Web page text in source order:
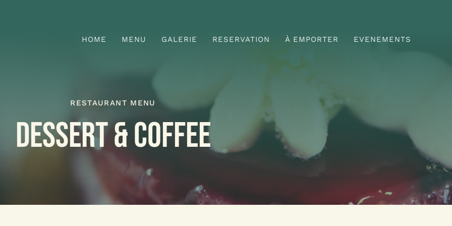
HOME MENU GALERIE RESERVATION À EMPORTER EVENEMENTS
RESTAURANT MENU
DESSERT & COFFEE